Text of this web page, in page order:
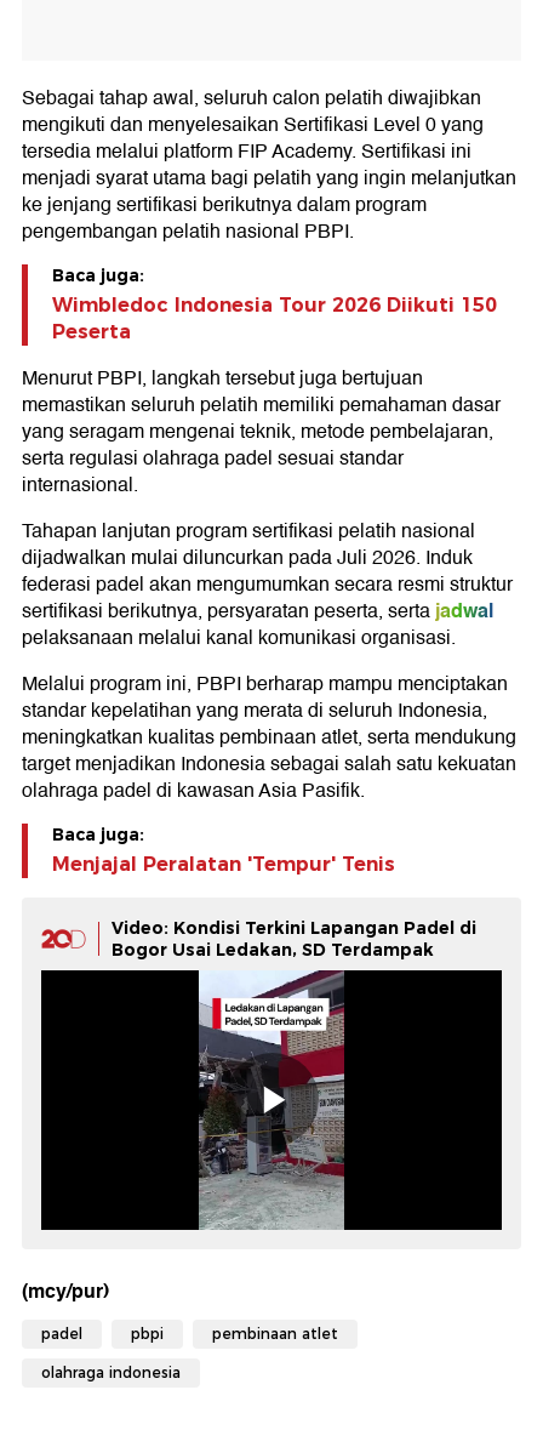
Sebagai tahap awal, seluruh calon pelatih diwajibkan
mengikuti dan menyelesaikan Sertifikasi Level 0 yang
tersedia melalui platform FIP Academy. Sertifikasi ini
menjadi syarat utama bagi pelatih yang ingin melanjutkan
ke jenjang sertifikasi berikutnya dalam program
pengembangan pelatih nasional PBPI.
Baca juga:
Wimbledoc Indonesia Tour 2026 Diikuti 150
Peserta
Menurut PBPI, langkah tersebut juga bertujuan
memastikan seluruh pelatih memiliki pemahaman dasar
yang seragam mengenai teknik, metode pembelajaran,
serta regulasi olahraga padel sesuai standar
internasional.
Tahapan lanjutan program sertifikasi pelatih nasional
dijadwalkan mulai diluncurkan pada Juli 2026. Induk
federasi padel akan mengumumkan secara resmi struktur
sertifikasi berikutnya, persyaratan peserta, sertajadwal
pelaksanaan melalui kanal komunikasi organisasi.
Melalui program ini, PBPI berharap mampu menciptakan
standar kepelatihan yang merata di seluruh Indonesia,
meningkatkan kualitas pembinaan atlet, serta mendukung
target menjadikan Indonesia sebagai salah satu kekuatan
olahraga padel di kawasan Asia Pasifik.
Baca juga:
Menjajal Peralatan 'Tempur' Tenis
Video: Kondisi Terkini Lapangan Padel di
Bogor Usai Ledakan, SD Terdampak
(mcy/pur)
padel pbpi pembinaan atlet
olahraga indonesia